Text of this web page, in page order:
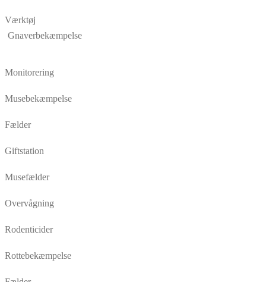
Værktøj
Gnaverbekæmpelse
Monitorering
Musebekæmpelse
Fælder
Giftstation
Musefælder
Overvågning
Rodenticider
Rottebekæmpelse